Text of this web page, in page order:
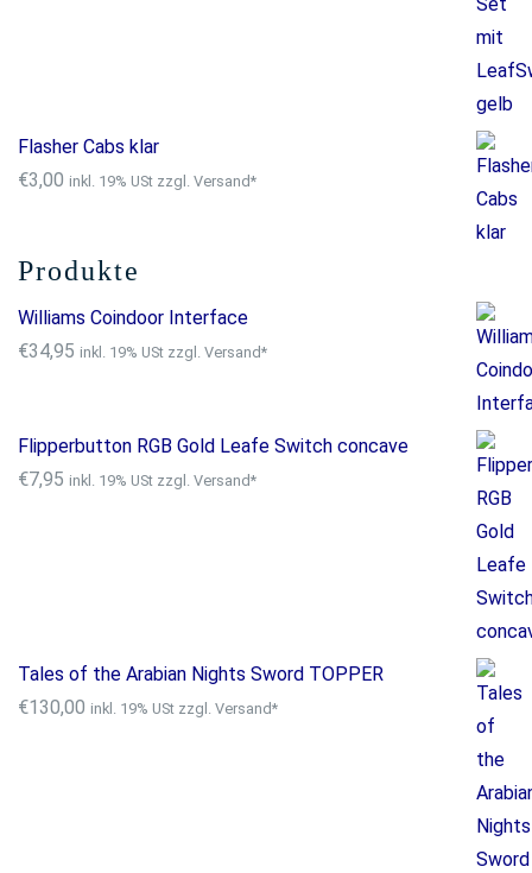
Flasher Cabs klar
€3,00 inkl. 19% USt zzgl. Versand*
Produkte
Williams Coindoor Interface
€34,95 inkl. 19% USt zzgl. Versand*
Flipperbutton RGB Gold Leafe Switch concave
€7,95 inkl. 19% USt zzgl. Versand*
Tales of the Arabian Nights Sword TOPPER
€130,00 inkl. 19% USt zzgl. Versand*